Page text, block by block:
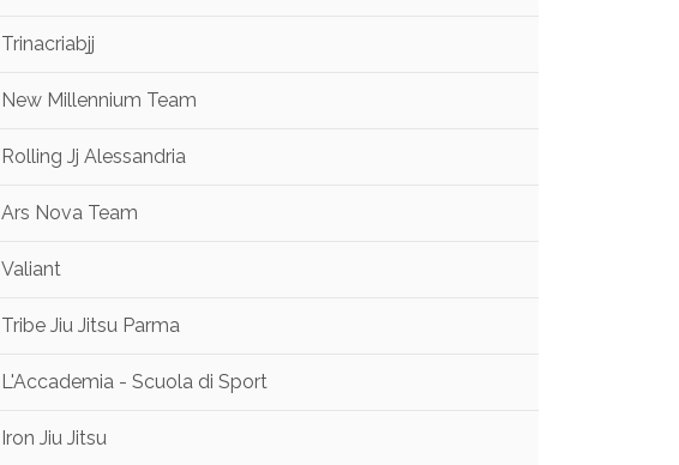
Trinacriabjj
New Millennium Team
Rolling Jj Alessandria
Ars Nova Team
Valiant
Tribe Jiu Jitsu Parma
L'Accademia - Scuola di Sport
Iron Jiu Jitsu